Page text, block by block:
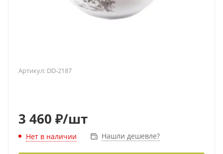
Артикул: DD-2187
3 460 ₽/шт
Нет в наличии Нашли дешевле?